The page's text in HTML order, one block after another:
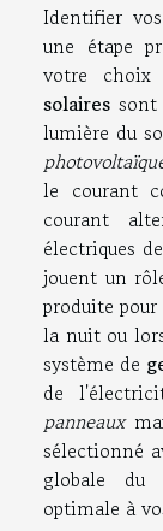
Identifier
une étape
votre
solaires
lumière du
le courant
courant
électriques
jouent un
produite
la nuit ou
système de
de
panneaux
sélectionné
globale du
optimale à